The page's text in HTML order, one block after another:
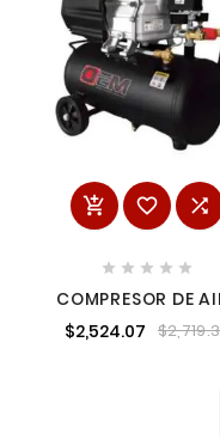
  
    
COMPRESOR DE
ELECTRICO 2.5 HP
$2,524.07